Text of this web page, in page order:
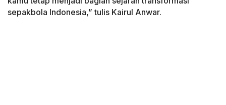
sepakbola Indonesia,” tulis Kairul Anwar.